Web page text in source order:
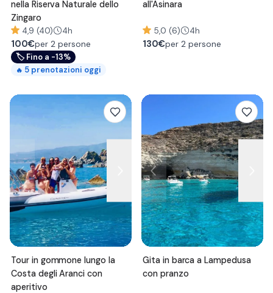
nella Riserva Naturale dello
Zingaro
4,9 (40) 4h
100€per 2 persone
🏷 Fino a -13%
🔥 5 prenotazioni oggi
all'Asinara
5,0 (6) 4h
130€per 2 persone
Tour in gommone lungo la
Costa degli Aranci con
aperitivo
Gita in barca a Lampedusa
con pranzo